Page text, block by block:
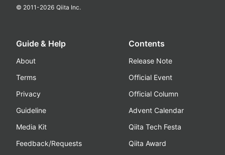
© 2011-2026 Qiita Inc.
Guide & Help
About
Terms
Privacy
Guideline
Media Kit
Feedback/Requests
Contents
Release Note
Official Event
Official Column
Advent Calendar
Qiita Tech Festa
Qiita Award